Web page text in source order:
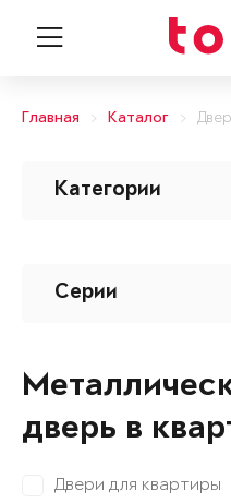
Главная Каталог
Категории
Серии
дверь в
Двери для квартиры